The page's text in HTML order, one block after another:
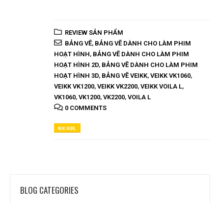
REVIEW SẢN PHẨM
BẢNG VẼ, BẢNG VẼ DÀNH CHO LÀM PHIM
HOẠT HÌNH, BẢNG VẼ DÀNH CHO LÀM PHIM
HOẠT HÌNH 2D, BẢNG VẼ DÀNH CHO LÀM PHIM
HOẠT HÌNH 3D, BẢNG VẼ VEIKK, VEIKK VK1060,
VEIKK VK1200, VEIKK VK2200, VEIKK VOILA L,
VK1060, VK1200, VK2200, VOILA L
0 COMMENTS
READ MORE...
BLOG CATEGORIES